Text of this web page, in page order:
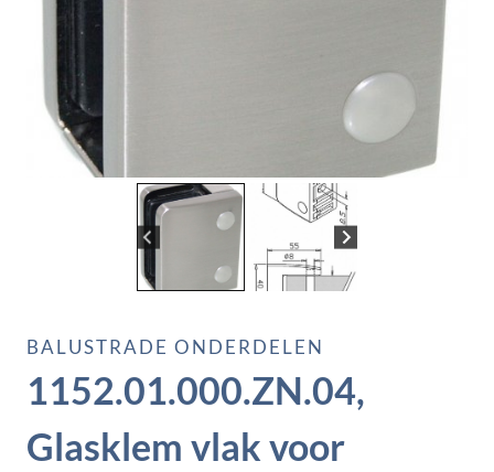
BALUSTRADE ONDERDELEN
1152.01.000.ZN.04,
Glasklem vlak voor